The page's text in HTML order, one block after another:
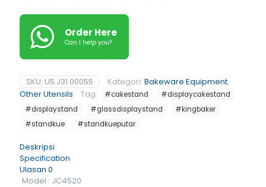
Order Here
Can I help you?
SKU: U5.J31.00055 Kategori: Bakeware Equipment,
Other Utensils
Tag: #cakestand
#displaycakestand
#displaystand
#glassdisplaystand
#kingbaker
#standkue
#standkueputar
Deskripsi
Specification
Ulasan 0
Model : JC4520